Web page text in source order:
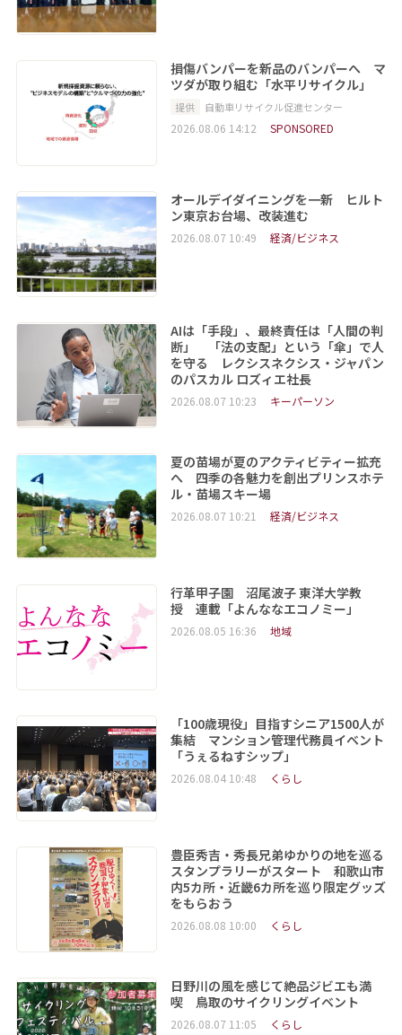
損傷バンパーを新品のバンパーへ マ
ツダが取り組む「水平リサイクル」
提供 自動車リサイクル促進センター
2026.08.06 14:12 SPONSORED
オールデイダイニングを一新 ヒルト
ン東京お台場、改装進む
2026.08.07 10:49 経済/ビジネス
AIは「手段」、最終責任は「人間の判
断」 「法の支配」という「傘」で人
を守る レクシスネクシス・ジャパン
のパスカル ロズィエ社長
2026.08.07 10:23 キーパーソン
夏の苗場が夏のアクティビティー拡充
へ 四季の各魅力を創出プリンスホテ
ル・苗場スキー場
2026.08.07 10:21 経済/ビジネス
行革甲子園 沼尾波子 東洋大学教
授 連載「よんななエコノミー」
2026.08.05 16:36 地域
「100歳現役」目指すシニア1500人が
集結 マンション管理代務員イベント
「うぇるねすシップ」
2026.08.04 10:48 くらし
豊臣秀吉・秀長兄弟ゆかりの地を巡る
スタンプラリーがスタート 和歌山市
内5カ所・近畿6カ所を巡り限定グッズ
をもらおう
2026.08.08 10:00 くらし
日野川の風を感じて絶品ジビエも満
喫 鳥取のサイクリングイベント
2026.08.07 11:05 くらし